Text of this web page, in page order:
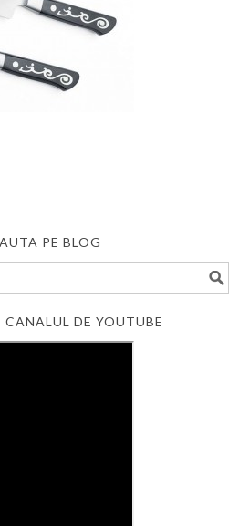
PE BLOG
CANALUL DE YOUTUBE